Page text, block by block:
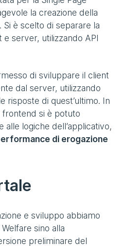
la creazione della
è scelto di separare la
e server, utilizzando API
di sviluppare il client
dal server, utilizzando
risposte di quest’ultimo. In
si è potuto
alle logiche dell’applicativo,
di erogazione
e sviluppo abbiamo
sino alla
preliminare del